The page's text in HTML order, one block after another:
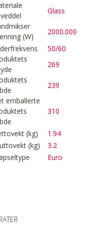
Glass
(W)
2000.000
50/60
269
239
emballerte
310
(kg)
1.94
(kg)
3.2
Euro